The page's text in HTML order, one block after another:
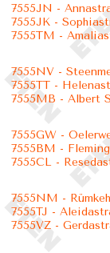
7555JN -
7555JK -
7555TM -
7555NV -
7555TT -
7555MB - Albert
7555GW -
7555BM -
7555CL -
7555NM -
7555TJ -
7555VZ -